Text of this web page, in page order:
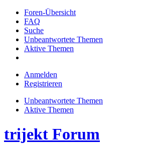
Foren-Übersicht
FAQ
Suche
Unbeantwortete Themen
Aktive Themen
Anmelden
Registrieren
Unbeantwortete Themen
Aktive Themen
trijekt Forum